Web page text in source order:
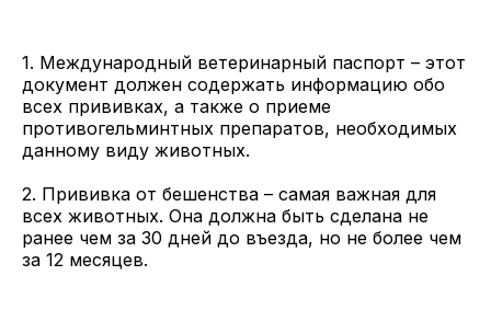
1. Международный ветеринарный паспорт – этот
документ должен содержать информацию обо
всех прививках, а также о приеме
противогельминтных препаратов, необходимых
данному виду животных.
2. Прививка от бешенства – самая важная для
всех животных. Она должна быть сделана не
ранее чем за 30 дней до въезда, но не более чем
за 12 месяцев.